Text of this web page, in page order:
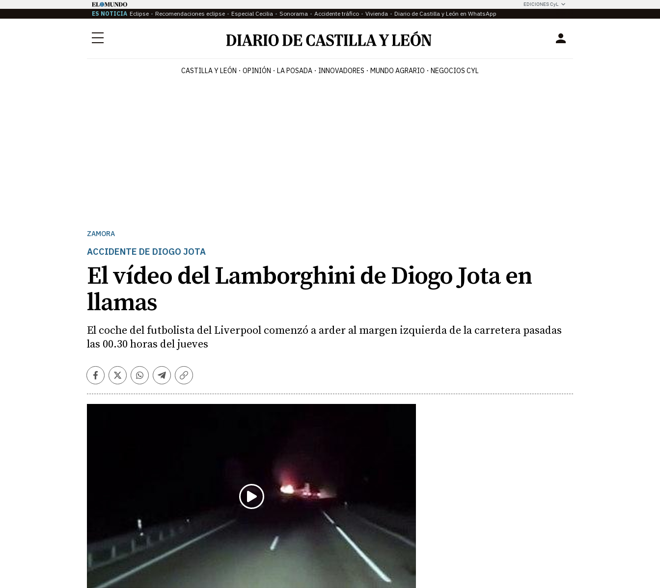
EDICIONES CyL
ES NOTICIA Eclipse Recomendaciones eclipse Especial Cecilia Sonorama Accidente tráfico Vivienda Diario de Castilla y León en WhatsApp
Menú Login
CASTILLA Y LEÓN OPINIÓN LA POSADA INNOVADORES MUNDO AGRARIO NEGOCIOS CYL
ZAMORA
ACCIDENTE DE DIOGO JOTA
El vídeo del Lamborghini de Diogo Jota en
llamas
El coche del futbolista del Liverpool comenzó a arder al margen izquierda de la carretera pasadas
las 00.30 horas del jueves
Facebook
TwitterWhatsapp
Telegram
Copiar